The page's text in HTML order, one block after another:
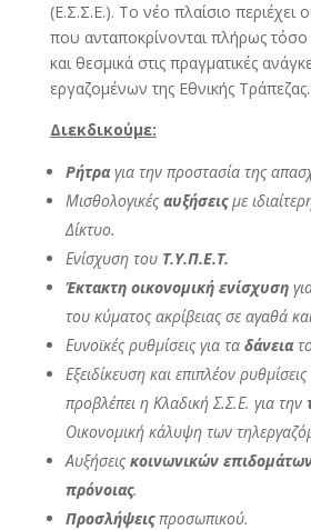
(Ε.Σ.Σ.Ε.). Το νέο πλαίσιο περιέχει
που ανταποκρίνονται πλήρως
και θεσμικά στις πραγματικές
εργαζομένων της Εθνικής Τράπεζας.
Διεκδικούμε:
Ρήτραγια την προστασία της
Μισθολογικέςαυξήσειςμε
Δίκτυο.
Ενίσχυση του Τ.Υ.Π.Ε.Τ.
Έκτακτη οικονομική ενίσχυση
του κύματος ακρίβειας σε αγαθά
Ευνοϊκές ρυθμίσεις για τα δάνεια
Εξειδίκευση και επιπλέον
προβλέπει η Κλαδική Σ.Σ.Ε. για την
Οικονομική κάλυψη των
Αυξήσειςκοινωνικών
πρόνοιας.
Προσλήψειςπροσωπικού.